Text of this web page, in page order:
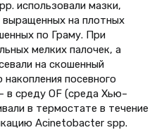
использовали мазки,
выращенных на плотных
по Граму. При
мелких палочек, а
на скошенный
посевного
в среду OF (среда Хью–
в термостате в течение
Acinetobacter spp.